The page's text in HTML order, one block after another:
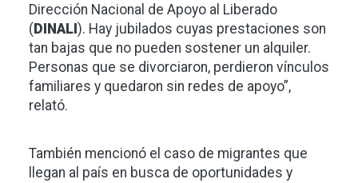
Dirección Nacional de Apoyo al Liberado
( DINALI ). Hay jubilados cuyas prestaciones son
tan bajas que no pueden sostener un alquiler.
Personas que se divorciaron, perdieron vínculos
familiares y quedaron sin redes de apoyo”,
relató.
También mencionó el caso de migrantes que
llegan al país en busca de oportunidades y